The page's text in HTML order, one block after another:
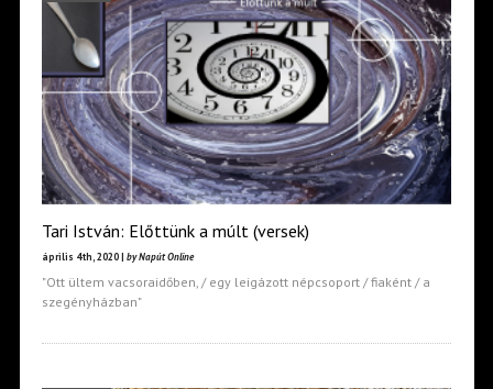
Tari István: Előttünk a múlt (versek)
április 4th, 2020 | by Napút Online
"Ott ültem vacsoraidőben, / egy leigázott népcsoport / fiaként / a
szegényházban"